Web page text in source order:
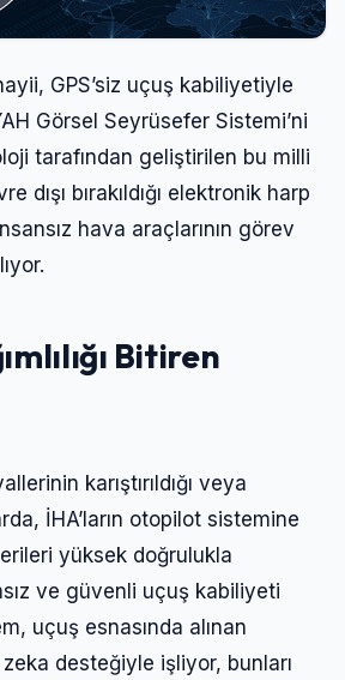
GPS’siz uçuş kabiliyetiyle
Görsel Seyrüsefer Sistemi’ni
tarafından geliştirilen bu milli
dışı bırakıldığı elektronik harp
hava araçlarının görev
Bitiren
karıştırıldığı veya
İHA’ların otopilot sistemine
yüksek doğrulukla
ve güvenli uçuş kabiliyeti
uçuş esnasında alınan
desteğiyle işliyor, bunları